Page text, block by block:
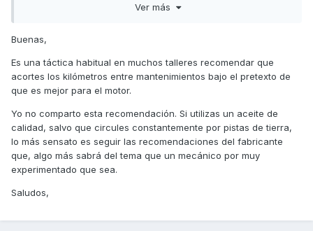
Es acortar en un 40% lo tiempos y no veo razón lógica por
la misma situación con el mismo modelo? gracias.
Ver más
Buenas,
Es una táctica habitual en muchos talleres recomendar que
acortes los kilómetros entre mantenimientos bajo el pretexto de
que es mejor para el motor.
Yo no comparto esta recomendación. Si utilizas un aceite de
calidad, salvo que circules constantemente por pistas de tierra,
lo más sensato es seguir las recomendaciones del fabricante
que, algo más sabrá del tema que un mecánico por muy
experimentado que sea.
Saludos,